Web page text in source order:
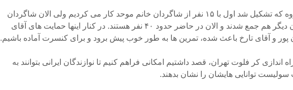
این گروه که تشکیل شد اول با ۱۵ نفر از شاگردان خانم موحد کار می کردیم ولی الان شاگردان
معلمان دیگر هم جمع شدند و الان در حاضر حدود ۴۰ نفر هستند. در کنار اینها حمایت های آقای
و آقای تارخ باعث شده، تمرین ها به طور خوب پیش برود و برای کنسرت آماده باشیم.
اندازی کر فلوت تهران، قصد داشتیم امکانی فراهم کنیم تا نوازندگان ایرانی بتوانند به
توانایی هایشان را نشان بدهند.